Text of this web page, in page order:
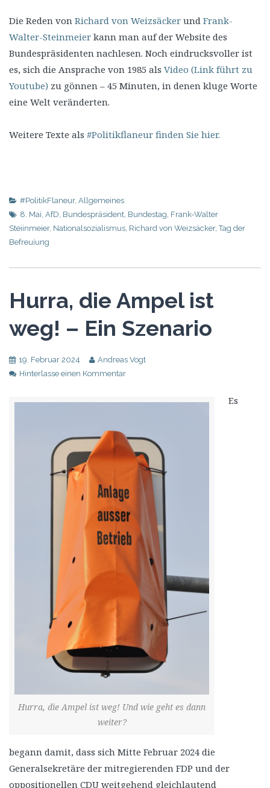
Die Reden von Richard von Weizsäcker und Frank-
Walter-Steinmeier kann man auf der Website des
Bundespräsidenten nachlesen. Noch eindrucksvoller ist
es, sich die Ansprache von 1985 als Video (Link führt zu
Youtube) zu gönnen – 45 Minuten, in denen kluge Worte
eine Welt veränderten.
Weitere Texte als #Politikflaneur finden Sie hier.
#PolitikFlaneur, Allgemeines
8. Mai AfD Bundespräsident Bundestag Frank-Walter
Steiinmeier, Nationalsozialismus Richard von Weizsäcker,Tag der
Befreuíung
Hurra, die Ampel ist
weg! – Ein Szenario
19. Februar 2024
Andreas Vogt
Hinterlasse einen Kommentar
Hurra, die Ampel ist weg! Und wie geht es dann
weiter?
Es
begann damit, dass sich Mitte Februar 2024 die
Generalsekretäre der mitregierenden FDP und der
oppositionellen CDU weitgehend gleichlautend